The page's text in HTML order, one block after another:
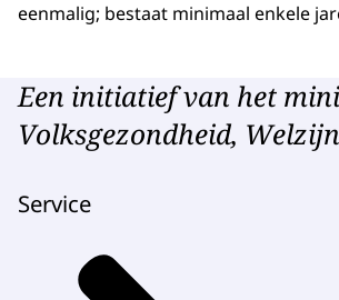
eenmalig; bestaat minimaal enkele
Een initiatief van het
Volksgezondheid,
Service